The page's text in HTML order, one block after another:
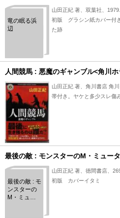
竜の眠る浜
辺
山田正紀 著、双葉社、
初版 グラシン紙カバー付
た跡
人間競馬 : 悪魔のギャンブル<角川
山田正紀 著、角川書店 角
帯付き。ヤケと多少スレ傷
最後の敵 : モンスターのM・ミュー
最後の敵 : モ
ンスターの
M・ミュー
山田正紀 著、徳間書店、
初版 カバーイタミ